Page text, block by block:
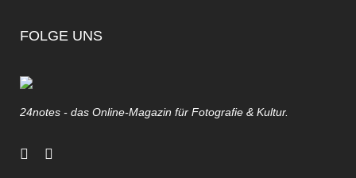
FOLGE UNS
24notes - das Online-Magazin für Fotografie & Kultur.